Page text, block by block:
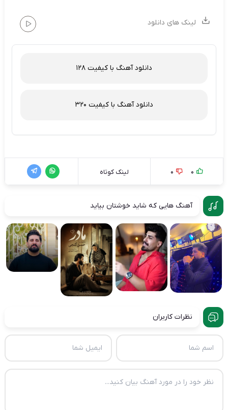
لینک های دانلود
دانلود آهنگ با کیفیت 128
دانلود آهنگ با کیفیت 320
0
0 لینک کوتاه
آهنگ هایی که شاید خوشتان بیاید
نظرات کاربران